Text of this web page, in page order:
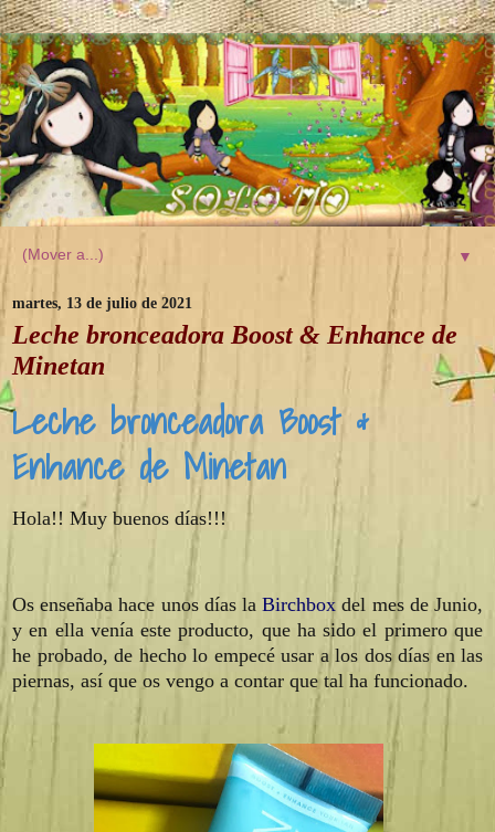
▼
martes, 13 de julio de 2021
Leche bronceadora Boost & Enhance de
Minetan
Leche bronceadora Boost &
Enhance de Minetan
Hola!! Muy buenos días!!!
Os enseñaba hace unos días laBirchbox del mes de Junio,
y en ella venía este producto, que ha sido el primero que
he probado, de hecho lo empecé usar a los dos días en las
piernas, así que os vengo a contar que tal ha funcionado.